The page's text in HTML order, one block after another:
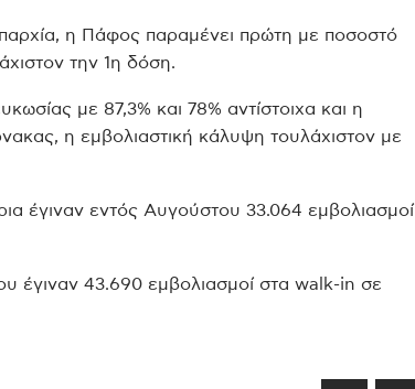
η Πάφος παραμένει πρώτη με ποσοστό
την 1η δόση.
με 87,3% και 78% αντίστοιχα και η
η εμβολιαστική κάλυψη τουλάχιστον με
έγιναν εντός Αυγούστου 33.064 εμβολιασμοί
έγιναν 43.690 εμβολιασμοί στα walk-in σε